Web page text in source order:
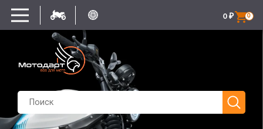
0
0 ₽